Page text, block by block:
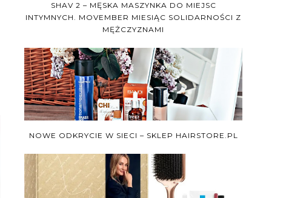
SHAV 2 – MĘSKA MASZYNKA DO MIEJSC
INTYMNYCH. MOVEMBER MIESIĄC SOLIDARNOŚCI Z
MĘŻCZYZNAMI
NOWE ODKRYCIE W SIECI – SKLEP HAIRSTORE.PL